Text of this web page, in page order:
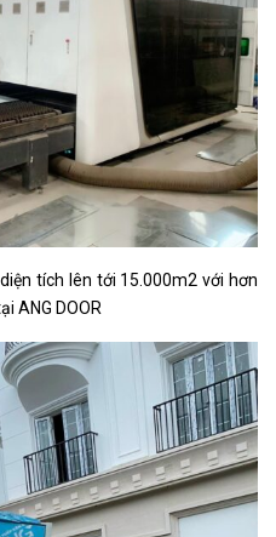
tích lên tới 15.000m2 với hơn
ANG DOOR